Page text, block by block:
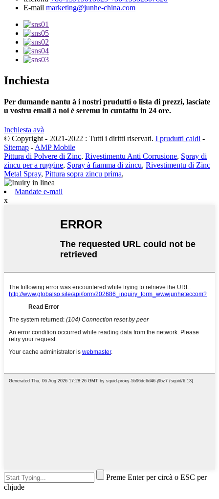
E-mail marketing@junhe-china.com
Inchiesta
Per dumande nantu à i nostri prudutti o lista di prezzi, lasciate
u vostru email à noi è seremu in cuntattu in 24 ore.
Inchiesta avà
© Copyright - 2021-2022 : Tutti i diritti riservati. I prudutti caldi -
Sitemap - AMP Mobile
Pittura di Polvere di Zinc, Rivestimentu Anti Corrusione, Spray di
zincu per a ruggine, Spray à fiamma di zincu, Rivestimentu di Zinc
Metal Spray, Pittura sopra zincu prima,
Mandate e-mail
x
Preme Enter per circà o ESC per
chjude